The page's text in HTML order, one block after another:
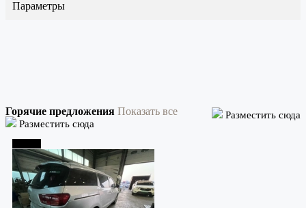
Параметры
Горячие предложения Показать все
Разместить сюда
Разместить сюда